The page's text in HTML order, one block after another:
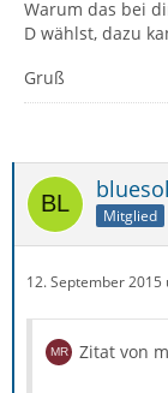
Warum das bei
D wählst, dazu
Gruß
Mitglied
12. September 2015
Zitat von